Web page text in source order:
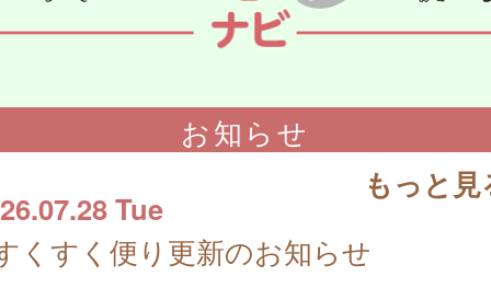
お知らせ
もっと見
Tue
くすく便り更新のお知らせ